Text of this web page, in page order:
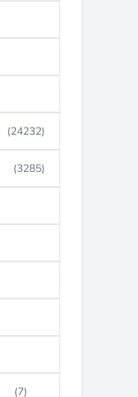
(24232)
(3285)
(7)